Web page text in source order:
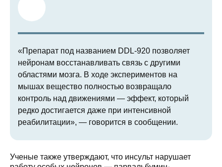
«Препарат под названием DDL-920 позволяет
нейронам восстанавливать связь с другими
областями мозга. В ходе экспериментов на
мышах вещество полностью возвращало
контроль над движениями — эффект, который
редко достигается даже при интенсивной
реабилитации», — говорится в сообщении.
Ученые также утверждают, что инсульт нарушает